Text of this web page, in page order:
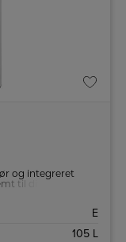
og integreret
til dit køkkens
E
105 L